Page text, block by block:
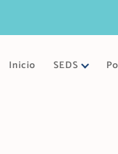
Inicio SEDS